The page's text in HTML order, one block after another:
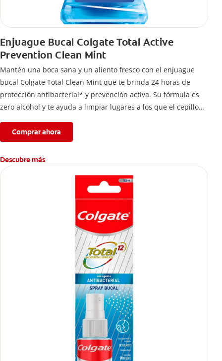
Enjuague Bucal Colgate Total Active
Prevention Clean Mint
Mantén una boca sana y un aliento fresco con el enjuague
bucal Colgate Total Clean Mint que te brinda 24 horas de
protección antibacterial* y prevención activa. Su fórmula es
zero alcohol y te ayuda a limpiar lugares a los que el cepillo
Comprar ahora
Descubre más